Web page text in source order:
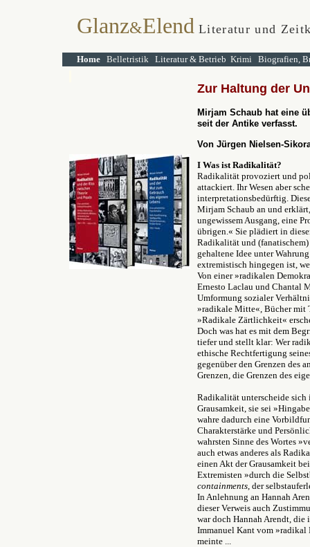
Glanz&Elend Literatur und
Home Belletristik Literatur & Betrieb Krimi Biografien,
Zur Haltung der
Mirjam Schaub hat eine
seit der Antike verfasst.
Von Jürgen Nielsen-
I Was ist Radikalität?
Radikalität provoziert und
attackiert. Ihr Wesen aber
interpretationsbedürftig.
Mirjam Schaub an und
ungewissem Ausgang, eine
übrigen.« Sie plädiert in
Radikalität und
gehaltene Idee unter
extremistisch hingegen ist,
Von einer »radikalen
Ernesto Laclau und Chantal
Umformung sozialer
»radikale Mitte«, Bücher mit
»Radikale Zärtlichkeit«
Doch was hat es mit dem
tiefer und stellt klar: Wer
ethische Rechtfertigung
gegenüber den Grenzen des
Grenzen, die Grenzen des
Radikalität unterscheide
Grausamkeit, sie sei
wahre dadurch eine
Charakterstärke und
wahrsten Sinne des Wortes
auch etwas anderes als
einen Akt der Grausamkeit
Extremisten »durch die
containments, der
In Anlehnung an Hannah
dieser Verweis auch
war doch Hannah Arendt,
Immanuel Kant vom »radikal
meinte ...